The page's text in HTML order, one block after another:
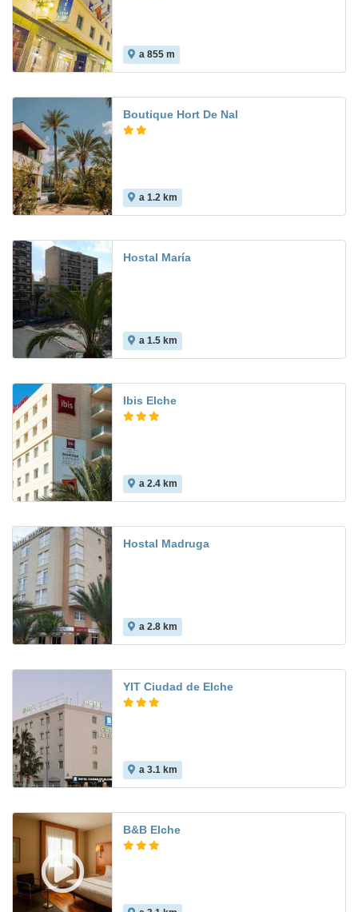
a 855 m
Boutique Hort De Nal
a 1.2 km
Hostal María
a 1.5 km
Ibis Elche
a 2.4 km
Hostal Madruga
a 2.8 km
YIT Ciudad de Elche
a 3.1 km
B&B Elche